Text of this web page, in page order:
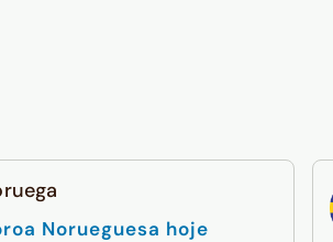
Norueguesa hoje